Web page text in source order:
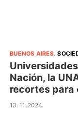
BUENOS AIRES.
Nación, la
recortes para
13. 11. 2024